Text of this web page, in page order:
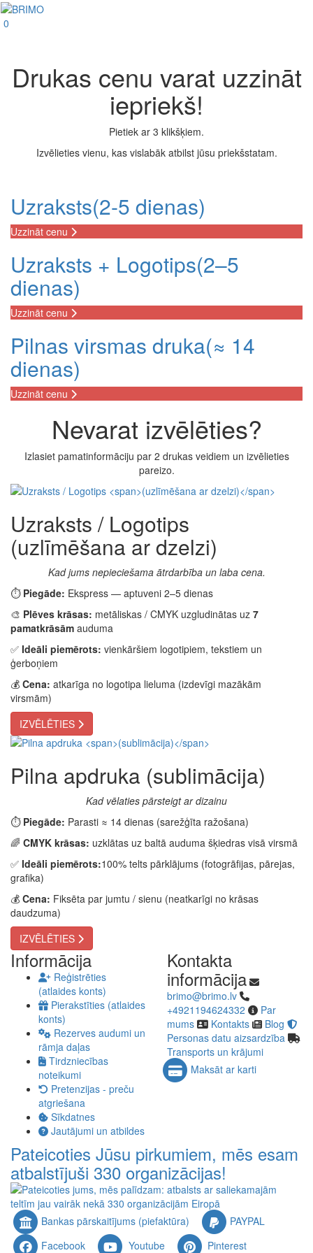
0
Drukas cenu varat uzzināt
iepriekš!
Pietiek ar 3 klikšķiem.
Izvēlieties vienu, kas vislabāk atbilst jūsu priekšstatam.
Uzraksts(2-5 dienas)
Uzzināt cenu
Uzraksts + Logotips(2–5
dienas)
Uzzināt cenu
Pilnas virsmas druka(≈ 14
dienas)
Uzzināt cenu
Nevarat izvēlēties?
Izlasiet pamatinformāciju par 2 drukas veidiem un izvēlieties
pareizo.
Uzraksts / Logotips
(uzlīmēšana ar dzelzi)
Kad jums nepieciešama ātrdarbība un laba cena.
⏱️ Piegāde: Ekspress — aptuveni 2–5 dienas
🎨 Plēves krāsas: metāliskas / CMYK uzgludinātas uz 7
pamatkrāsām auduma
✅ Ideāli piemērots: vienkāršiem logotipiem, tekstiem un
ģerboņiem
💰 Cena: atkarīga no logotipa lieluma (izdevīgi mazākām
virsmām)
IZVĒLĒTIES
Pilna apdruka (sublimācija)
Kad vēlaties pārsteigt ar dizainu
⏱️ Piegāde: Parasti ≈ 14 dienas (sarežģīta ražošana)
🌈 CMYK krāsas: uzklātas uz baltā auduma šķiedras visā virsmā
✅ Ideāli piemērots:100% telts pārklājums (fotogrāfijas, pārejas,
grafika)
💰 Cena: Fiksēta par jumtu / sienu (neatkarīgi no krāsas
daudzuma)
IZVĒLĒTIES
Informācija
Reģistrēties
(atlaides konts)
Pierakstīties (atlaides
konts)
Rezerves audumi un
rāmja daļas
Tirdzniecības
noteikumi
Pretenzijas - preču
atgriešana
Sīkdatnes
Jautājumi un atbildes
Kontakta
informācija
brimo@brimo.lv
+4921194624332
Par
mums
Kontakts
Blog
Personas datu aizsardzība
Transports un krājumi
Pateicoties Jūsu pirkumiem, mēs esam
atbalstījuši 330 organizācijas!
Maksāt ar karti
Bankas pārskaitījums (piefaktūra)
PAYPAL
Facebook
Youtube Pinterest